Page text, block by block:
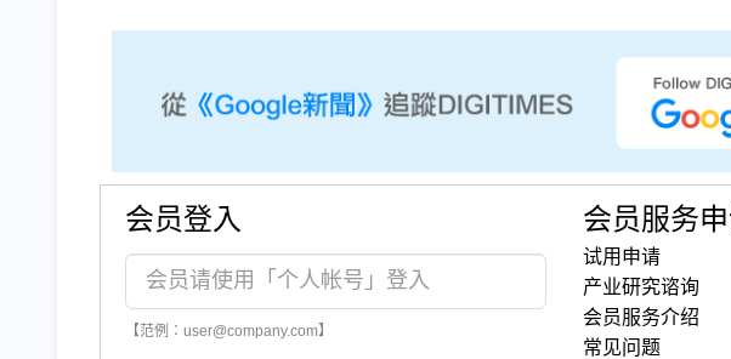
会员登入
【范例：user@company.com】
会员服务
试用申请
产业研究谘询
会员服务介绍
常见问题